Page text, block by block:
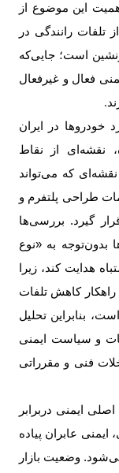
این موضوع از
تلفات رانندگی در
است؛ جایی‌که
فعال و غیرفعال
.
خودروها در ایران
نقشه‌ای از نقاط
که می‌تواند
طراحی پلتفرم و
گیرد. بررسی‌ها
بدون‌توجه به «نوع
هدایت کند، زیرا
کاهش تلفات
بنابراین تحلیل
و سیاست ایمنی
فنی و مقرراتی
ایمنی در‌برابر
ایمنی عابران پیاده
وضعیت بازار